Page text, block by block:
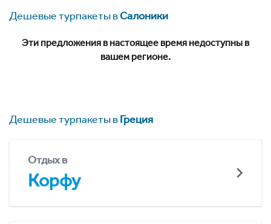
Дешевые турпакеты вСалоники
Эти предложения в настоящее время недоступны в
вашем регионе.
Дешевые турпакеты вГреция
Отдых в
Корфу